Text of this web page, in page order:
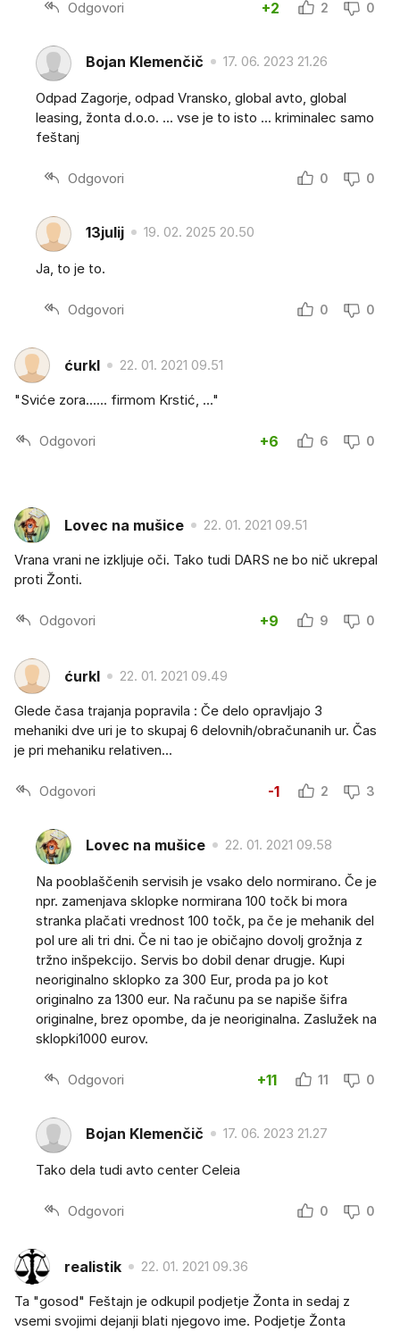
Odgovori +2 2 0
Bojan Klemenčič 17. 06. 2023 21.26
Odpad Zagorje, odpad Vransko, global avto, global
leasing, žonta d.o.o. ... vse je to isto ... kriminalec samo
feštanj
Odgovori 0 0
13julij 19. 02. 2025 20.50
Ja, to je to.
Odgovori 0 0
ćurkl 22. 01. 2021 09.51
"Sviće zora...... firmom Krstić, ..."
Odgovori +6 6 0
Lovec na mušice 22. 01. 2021 09.51
Vrana vrani ne izkljuje oči. Tako tudi DARS ne bo nič ukrepal
proti Žonti.
Odgovori +9 9 0
ćurkl 22. 01. 2021 09.49
Glede časa trajanja popravila : Če delo opravljajo 3
mehaniki dve uri je to skupaj 6 delovnih/obračunanih ur. Čas
je pri mehaniku relativen...
Odgovori -1 2 3
Lovec na mušice 22. 01. 2021 09.58
Na pooblaščenih servisih je vsako delo normirano. Če je
npr. zamenjava sklopke normirana 100 točk bi mora
stranka plačati vrednost 100 točk, pa če je mehanik del
pol ure ali tri dni. Če ni tao je običajno dovolj grožnja z
tržno inšpekcijo. Servis bo dobil denar drugje. Kupi
neoriginalno sklopko za 300 Eur, proda pa jo kot
originalno za 1300 eur. Na računu pa se napiše šifra
originalne, brez opombe, da je neoriginalna. Zaslužek na
sklopki1000 eurov.
Odgovori +11 11 0
Bojan Klemenčič 17. 06. 2023 21.27
Tako dela tudi avto center Celeia
Odgovori 0 0
realistik 22. 01. 2021 09.36
Ta "gosod" Feštajn je odkupil podjetje Žonta in sedaj z
vsemi svojimi dejanji blati njegovo ime. Podjetje Žonta